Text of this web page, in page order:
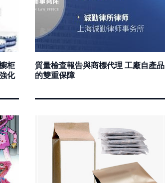
柜
化
質量檢查報告與商標代理 工廠自產品
的雙重保障